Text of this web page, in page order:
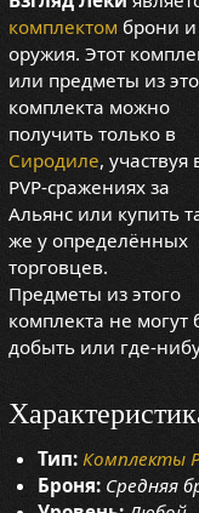
комплектом брони и
оружия. Этот
или предметы из
комплекта можно
получить только в
Сиродиле, участвуя
PVP-сражениях за
Альянс или купить
же у определённых
торговцев.
Предметы из этого
комплекта не
добыть или где-
Тип: Комплекты
Броня: Средняя